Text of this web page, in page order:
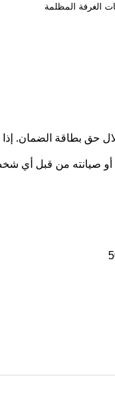
الغرفة المظلمة
حق بطاقة الضمان. إذا
أو صيانته من قبل